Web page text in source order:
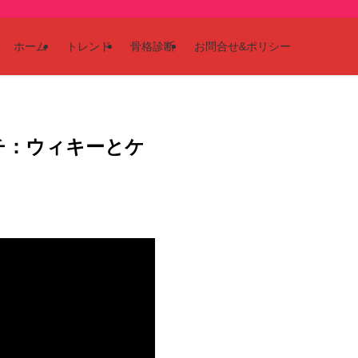
ホーム トレンド 骨格診断 お問合せ&ポリシー
ウィキーとケ